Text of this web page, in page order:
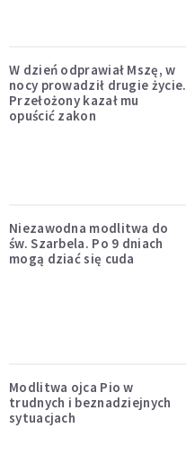
W dzień odprawiał Mszę, w
nocy prowadził drugie życie.
Przełożony kazał mu
opuścić zakon
Niezawodna modlitwa do
św. Szarbela. Po 9 dniach
mogą dziać się cuda
Modlitwa ojca Pio w
trudnych i beznadziejnych
sytuacjach